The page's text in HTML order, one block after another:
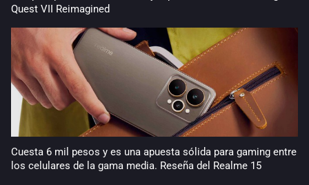
Quest VII Reimagined
Cuesta 6 mil pesos y es una apuesta sólida para gaming entre
los celulares de la gama media. Reseña del Realme 15